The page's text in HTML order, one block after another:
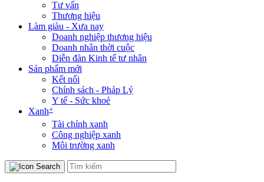
Tư vấn
Thương hiệu
Làm giàu - Xưa nay
Doanh nghiệp thương hiệu
Doanh nhân thời cuộc
Diễn đàn Kinh tế tư nhân
Sản phẩm mới
Kết nối
Chính sách - Pháp Lý
Y tế - Sức khoẻ
Xanh+
Tài chính xanh
Công nghiệp xanh
Môi trường xanh